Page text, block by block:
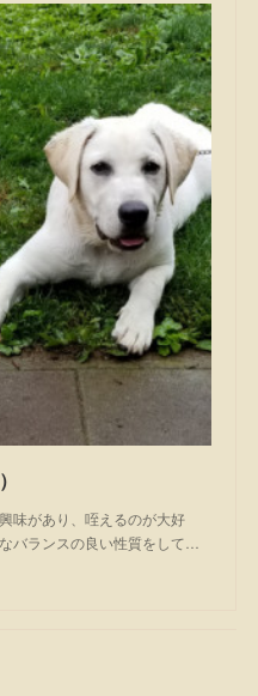
味があり、咥えるのが大好
バランスの良い性質をして…